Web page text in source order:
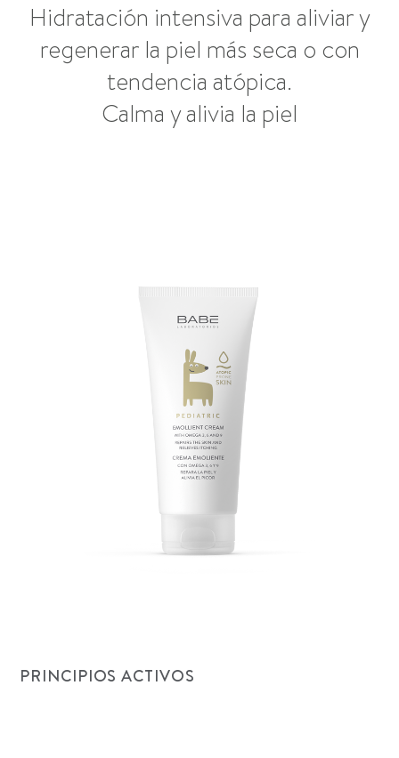
Hidratación intensiva para aliviar y
regenerar la piel más seca o con
tendencia atópica.
Calma y alivia la piel
PRINCIPIOS ACTIVOS